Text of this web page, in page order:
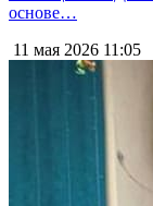
основе…
11 мая 2026 11:05